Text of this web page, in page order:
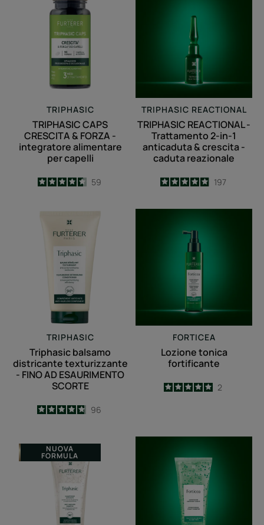
CRESCITA
&
FORZA
-
integratore
alimentare
capelli
TRIPHASIC
TRIPHASIC CAPS
CRESCITA & FORZA -
integratore alimentare
per capelli
4.6
/5
59
-
Trattamento
2-
in-
1
anticaduta
&
crescita
-
caduta
reazionale
TRIPHASIC REACTIONAL
TRIPHASIC REACTIONAL -
Trattamento 2-in-1
anticaduta & crescita -
caduta reazionale
4.9
/5
197
balsamo
texturizzante
-
FINO
AD
ESAURIMENTO
TRIPHASIC
Triphasic balsamo
districante texturizzante
- FINO AD ESAURIMENTO
SCORTE
4.8
/5
96
tonica
fortificante
FORTICEA
Lozione tonica
fortificante
5
/5
2
Shampoo
contro
la
caduta
-
caduta
NUOVA
FORMULA
fortificante
rivitalizzante